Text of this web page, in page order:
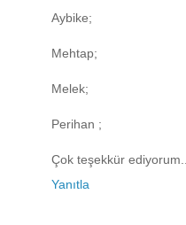
Aybike;
Mehtap;
Melek;
Perihan ;
Çok teşekkür ediyorum..
Yanıtla